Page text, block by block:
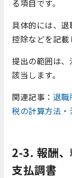
る項目です。
具体的には、
控除などを記載
提出の範囲は
該当します。
関連記事： 退職
税の計算方法
2-3. 報酬
支払調書